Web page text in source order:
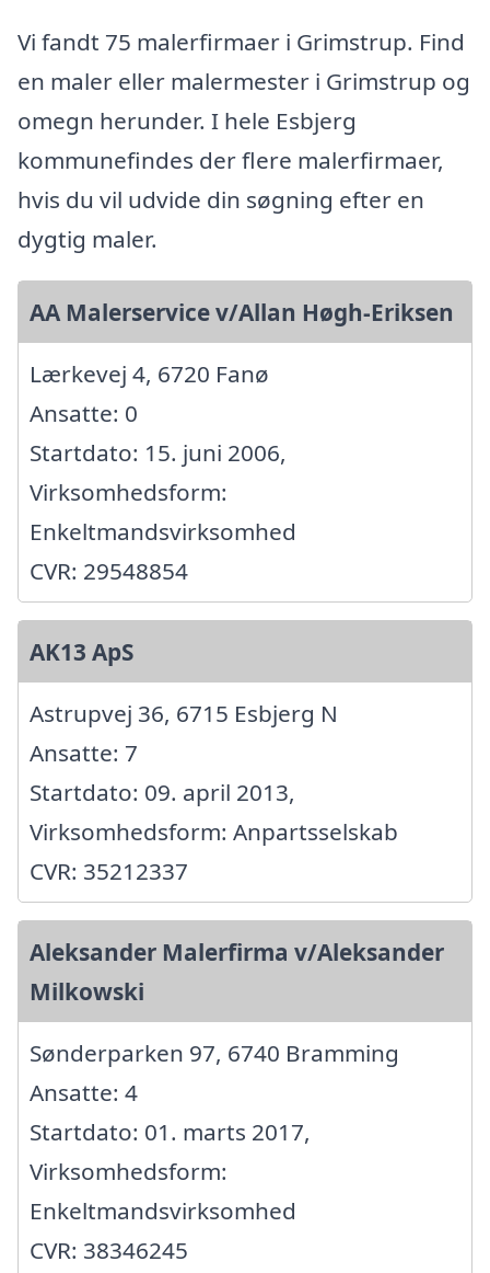
Vi fandt 75 malerfirmaer i Grimstrup. Find
en maler eller malermester i Grimstrup og
omegn herunder. I hele Esbjerg
kommunefindes der flere malerfirmaer,
hvis du vil udvide din søgning efter en
dygtig maler.
AA Malerservice v/Allan Høgh-Eriksen
Lærkevej 4, 6720 Fanø
Ansatte: 0
Startdato: 15. juni 2006,
Virksomhedsform:
Enkeltmandsvirksomhed
CVR: 29548854
AK13 ApS
Astrupvej 36, 6715 Esbjerg N
Ansatte: 7
Startdato: 09. april 2013,
Virksomhedsform: Anpartsselskab
CVR: 35212337
Aleksander Malerfirma v/Aleksander
Milkowski
Sønderparken 97, 6740 Bramming
Ansatte: 4
Startdato: 01. marts 2017,
Virksomhedsform:
Enkeltmandsvirksomhed
CVR: 38346245